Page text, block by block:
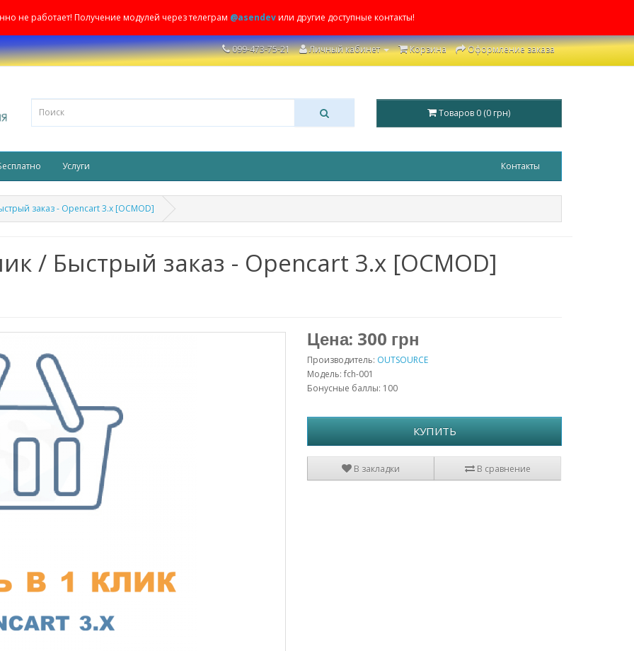
не работает! Получение модулей через телеграм @asendevили другие доступные контакты!
099-473-75-21 Личный кабинет Корзина Оформление заказа
Товаров 0 (0 грн)
Услуги Контакты
заказ - Opencart 3.x [OCMOD]
/ Быстрый заказ - Opencart 3.x [OCMOD]
Цена: 300 грн
Производитель: OUTSOURCE
Модель: fch-001
Бонусные баллы: 100
КУПИТЬ
В закладки В сравнение